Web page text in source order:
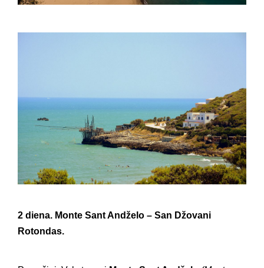
2 diena. Monte Sant Andželo – San Džovani
Rotondas.